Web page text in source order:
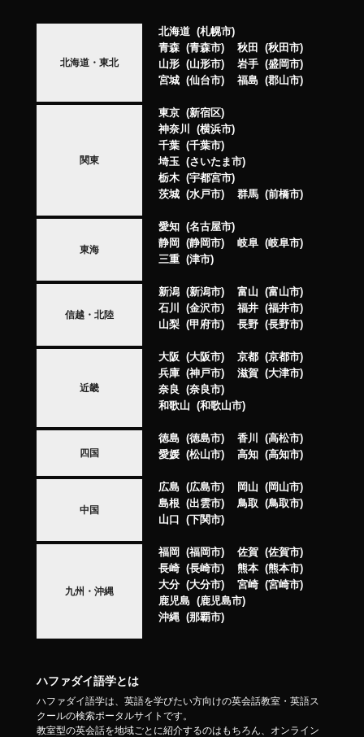
北海道・東北
北海道
札幌市
青森
青森市 秋田
秋田市
山形
山形市 岩手
盛岡市
宮城
仙台市 福島 郡山市
関東
東京
新宿区
神奈川
横浜市
千葉
千葉市
埼玉
さいたま市
栃木
宇都宮市
茨城
水戸市 群馬 前橋市
東海
愛知
名古屋市
静岡
静岡市 岐阜
岐阜市
三重
津市
信越・北陸
新潟 新潟市 富山
富山市
石川
金沢市 福井
福井市
山梨
甲府市 長野 長野市
近畿
大阪 大阪市 京都
京都市
兵庫
神戸市 滋賀
大津市
奈良
奈良市
和歌山
和歌山市
四国
徳島 徳島市 香川
高松市
愛媛
松山市 高知 高知市
中国
広島 広島市 岡山
岡山市
島根
出雲市 鳥取
鳥取市
山口
下関市
九州・沖縄
福岡 福岡市 佐賀
佐賀市
長崎
長崎市 熊本
熊本市
大分
大分市 宮崎
宮崎市
鹿児島
鹿児島市
沖縄
那覇市
ハファダイ語学とは
ハファダイ語学は、英語を学びたい方向けの英会話教室・英語ス
クールの検索ポータルサイトです。
教室型の英会話を地域ごとに紹介するのはもちろん、オンライン